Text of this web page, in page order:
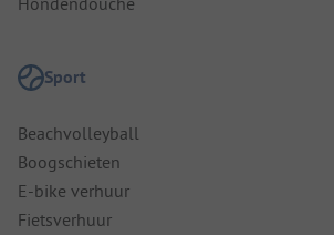
Sport
Beachvolleyball
Boogschieten
E-bike verhuur
Fietsverhuur